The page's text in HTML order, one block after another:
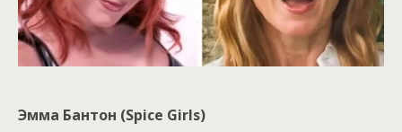
Эмма Бантон (Spice Girls)